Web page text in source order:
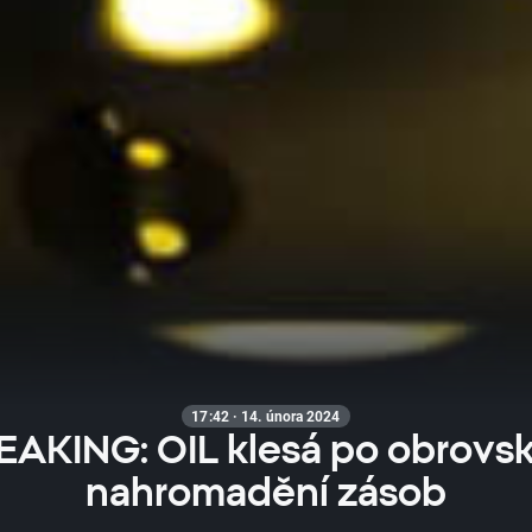
17:42 · 14. února 2024
OIL klesá po
nahromadění zásob